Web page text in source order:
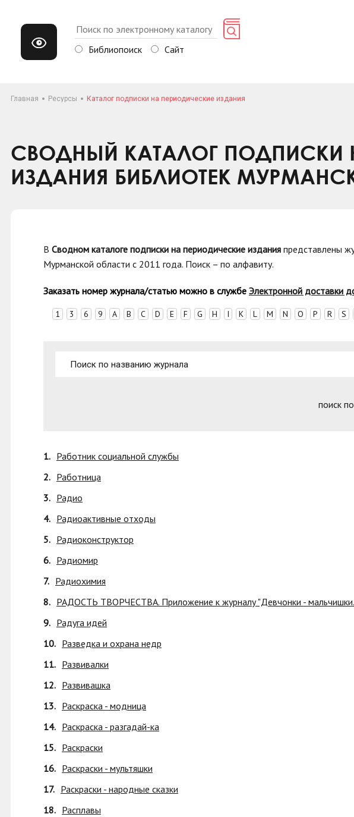
Библиопоиск Сайт
Главная Ресурсы Каталог подписки на периодические издания
СВОДНЫЙ КАТАЛОГ ПОДПИСКИ
ИЗДАНИЯ БИБЛИОТЕК
В Сводном каталоге подписки на периодические издания представлены
Мурманской области с 2011 года. Поиск – по алфавиту.
Заказать номер журнала/статью можно в службе Электронной доставки
1 3 6 9 A B C D E F G H I K L M N O P R S
поиск
1. Работник социальной службы
2. Работница
3. Радио
4. Радиоактивные отходы
5. Радиоконструктор
6. Радиомир
7. Радиохимия
8. РАДОСТЬ ТВОРЧЕСТВА. Приложение к журналу "Девчонки -
9. Радуга идей
10. Разведка и охрана недр
11. Развивалки
12. Развивашка
13. Раскраска - модница
14. Раскраска - разгадай-ка
15. Раскраски
16. Раскраски - мультяшки
17. Раскраски - народные сказки
18. Расплавы